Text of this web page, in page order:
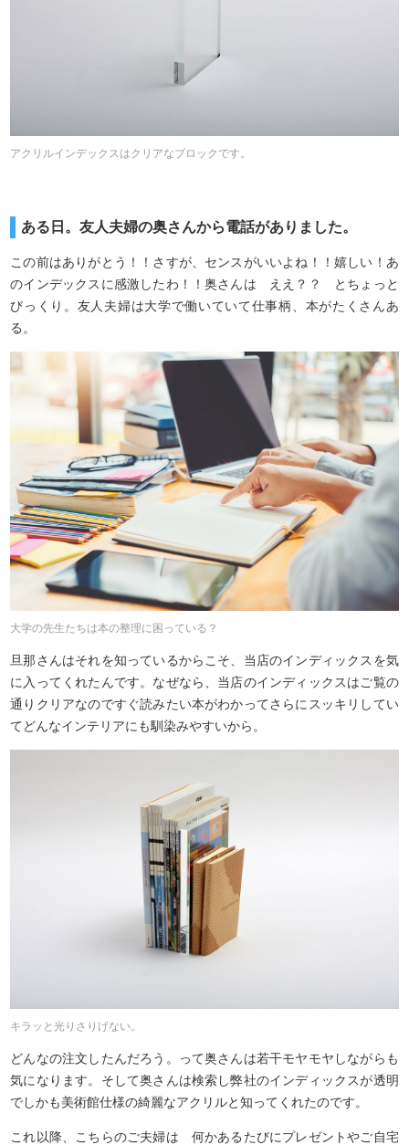
アクリルインデックスはクリアなブロックです。
ある日。友人夫婦の奥さんから電話がありました。
この前はありがとう！！さすが、センスがいいよね！！嬉しい！あ
のインデックスに感激したわ！！奥さんは ええ？？ とちょっと
びっくり。友人夫婦は大学で働いていて仕事柄、本がたくさんあ
る。
大学の先生たちは本の整理に困っている？
旦那さんはそれを知っているからこそ、当店のインディックスを気
に入ってくれたんです。なぜなら、当店のインディックスはご覧の
通りクリアなのですぐ読みたい本がわかってさらにスッキリしてい
てどんなインテリアにも馴染みやすいから。
キラッと光りさりげない。
どんなの注文したんだろう。って奥さんは若干モヤモヤしながらも
気になります。そして奥さんは検索し弊社のインディックスが透明
でしかも美術館仕様の綺麗なアクリルと知ってくれたのです。
これ以降、こちらのご夫婦は 何かあるたびにプレゼントやご自宅